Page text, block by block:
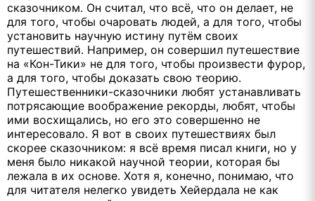
сказочником. Он считал, что всё, что он делает, не
для того, чтобы очаровать людей, а для того, чтобы
установить научную истину путём своих
путешествий. Например, он совершил путешествие
на «Кон-Тики» не для того, чтобы произвести фурор,
а для того, чтобы доказать свою теорию.
Путешественники-сказочники любят устанавливать
потрясающие воображение рекорды, любят, чтобы
ими восхищались, но его это совершенно не
интересовало. Я вот в своих путешествиях был
скорее сказочником: я всё время писал книги, но у
меня было никакой научной теории, которая бы
лежала в их основе. Хотя я, конечно, понимаю, что
для читателя нелегко увидеть Хейердала не как